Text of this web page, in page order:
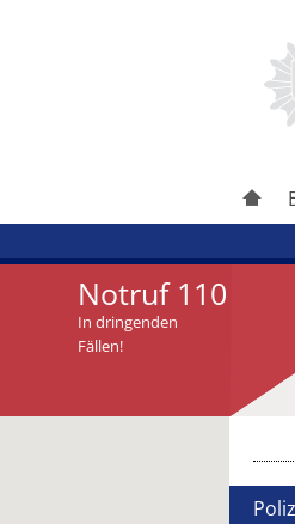
Notruf 110
In dringenden
Fällen!
Artikel